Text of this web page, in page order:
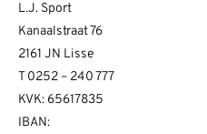
L.J. Sport
Kanaalstraat 76
2161 JN Lisse
T 0252 – 240 777
KVK: 65617835
IBAN: